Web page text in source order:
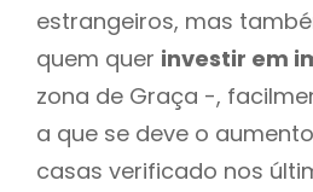
estrangeiros, mas
quem quer investir em
zona de Graça -,
a que se deve o
casas verificado nos